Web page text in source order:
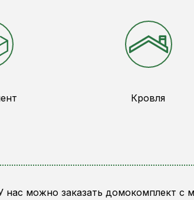
Кровля
нас можно заказать домокомплект с